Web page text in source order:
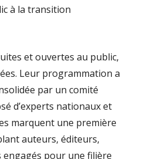
à la transition
et ouvertes au public,
Leur programmation a
par un comité
d’experts nationaux et
marquent une première
auteurs, éditeurs,
pour une filière